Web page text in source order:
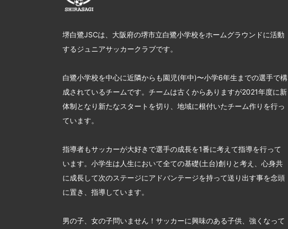
堺白鷺JSCは、大阪府の堺市立白鷺小学校をホームグラウンドに活動
するジュニアサッカークラブです。
白鷺小学校を中心に近隣からも園児(年中)〜小学6年生までの選手で構
成されているチームです。チームは古くからありますが2021年度に新
体制となり新たなスタートを切り、地域に根付いたチーム作りを行っ
ています。
指導者もサッカーが大好きで選手の成長を1番に考えて指導を行って
います。小学生は人生において全ての基礎(土台)創りと考え、心身共
に成長して次のステージにアドバンテージを持って送り出す事を念頭
に置き、指導しています。
男の子、女の子問いません！サッカーに興味のある子供、強くなって